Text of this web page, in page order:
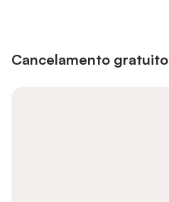
Cancelamento gratuito